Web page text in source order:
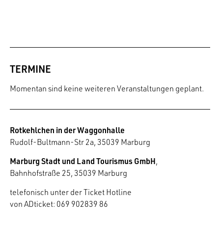
TERMINE
Momentan sind keine weiteren Veranstaltungen geplant.
Rotkehlchen in der Waggonhalle
Rudolf-Bultmann-Str 2a, 35039 Marburg
Marburg Stadt und Land Tourismus GmbH,
Bahnhofstraße 25, 35039 Marburg
telefonisch unter der Ticket Hotline
von ADticket: 069 902839 86